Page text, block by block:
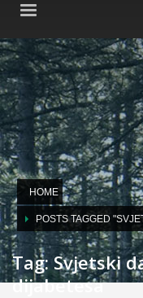
HOME
POSTS TAGGED
Tag: Svjetski
dijabetesa